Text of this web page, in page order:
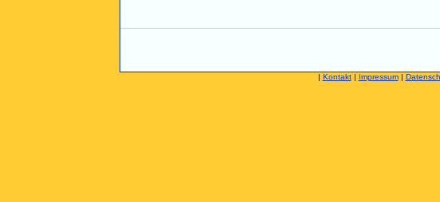
| Kontakt| Impressum|